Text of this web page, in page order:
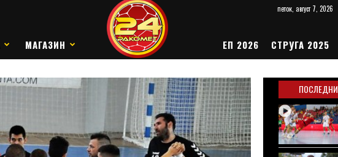
петок, август 7, 2026
МАГАЗИН ЕП 2026 СТРУГА 2025
ПОСЛЕДНИ